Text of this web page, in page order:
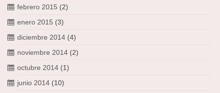
febrero 2015 (2)
enero 2015 (3)
diciembre 2014 (4)
noviembre 2014 (2)
octubre 2014 (1)
junio 2014 (10)